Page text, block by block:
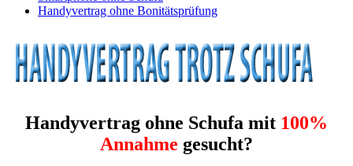
Handyvertrag ohne Bonitätsprüfung
Handyvertrag ohne Schufa mit 100%
Annahme gesucht?